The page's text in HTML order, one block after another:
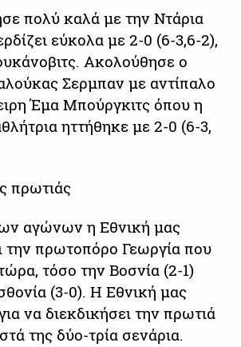
πολύ καλά με την Ντάρια
εύκολα με 2-0 (6-3,6-2),
Ακολούθησε ο
Σερμπαν με αντίπαλο
Έμα Μπούργκιτς όπου η
ηττήθηκε με 2-0 (6-3,
πρωτιάς
αγώνων η Εθνική μας
την πρωτοπόρο Γεωργία που
τόσο την Βοσνία (2-1)
(3-0). Η Εθνική μας
να διεκδικήσει την πρωτιά
της δύο-τρία σενάρια.